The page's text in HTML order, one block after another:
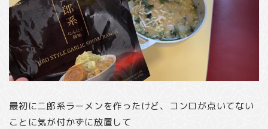
最初に二郎系ラーメンを作ったけど、コンロが点いてない
ことに気が付かずに放置して